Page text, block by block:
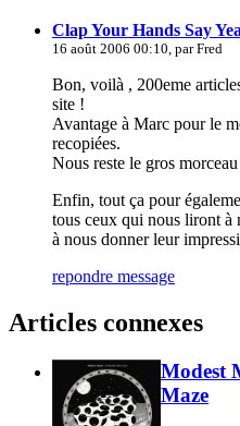
Clap Your Hands Say
16 août 2006 00:10, parFred
Bon, voilà , 200eme
site !
Avantage à Marc pour le
recopiées.
Nous reste le gros
Enfin, tout ça pour
tous ceux qui nous liront à
à nous donner leur
repondre message
Articles connexes
Modest
Maze